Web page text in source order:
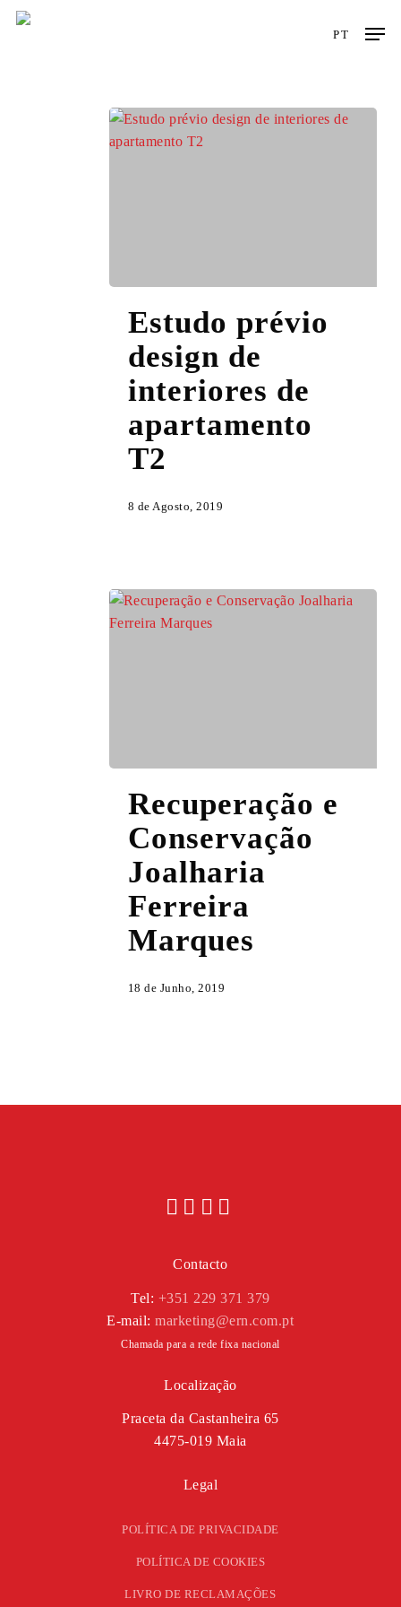
Skip
PT
prévio
design
interiores
apartamento
Estudo prévio
design de
interiores de
apartamento
T2
8 de Agosto, 2019
Joalharia
Ferreira
Recuperação e
Conservação
Joalharia
Ferreira
Marques
18 de Junho, 2019
Contacto
Tel: +351 229 371 379
E-mail:marketing@ern.com.pt
Chamada para a rede fixa nacional
Localização
Praceta da Castanheira 65
4475-019 Maia
Legal
POLÍTICA DE PRIVACIDADE
POLÍTICA DE COOKIES
LIVRO DE RECLAMAÇÕES